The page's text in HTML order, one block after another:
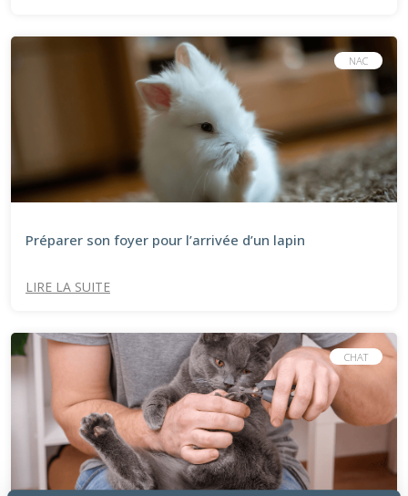
NAC
Préparer son foyer pour l’arrivée d’un lapin​
LIRE LA SUITE
CHAT